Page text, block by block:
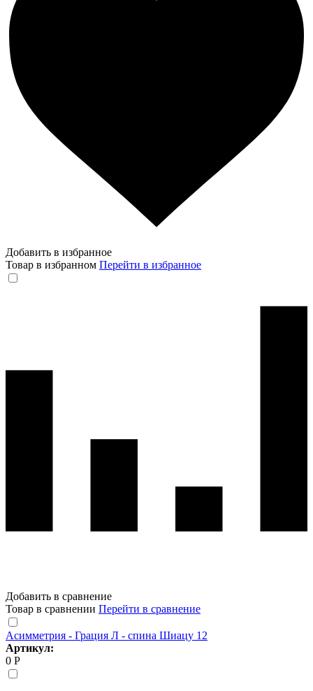
Добавить в избранное
Товар в избранном Перейти в избранное
Добавить в сравнение
Товар в сравнении Перейти в сравнение
Асимметрия - Грация Л - спина Шиацу 12
Артикул:
0 Р